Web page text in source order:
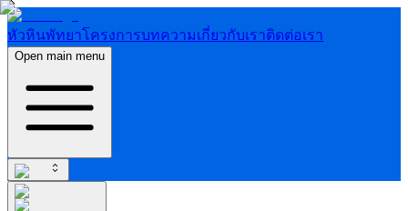
หัวหินพัทยาโครงการบทความเกี่ยวกับเราติดต่อเรา
Open main menu